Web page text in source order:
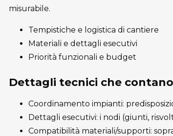
misurabile.
Tempistiche e logistica di cantiere
Materiali e dettagli esecutivi
Priorità funzionali e budget
Dettagli tecnici che contano
Coordinamento impianti:
Dettagli esecutivi: i nodi (giunti,
Compatibilità materiali/supporti: